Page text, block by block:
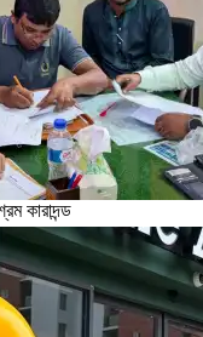
কারাদন্ড